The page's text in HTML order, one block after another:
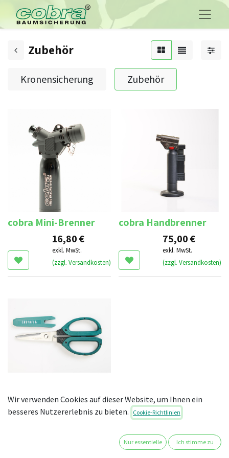
Zubehör
Kronensicherung Zubehör
cobra Mini-Brenner
16,80€
exkl. MwSt.
(zzgl. Versandkosten)
cobra Handbrenner
75,00€
exkl. MwSt.
(zzgl. Versandkosten)
cobra Schere
40,00€
Wir verwenden Cookies auf dieser Website, um Ihnen ein
besseres Nutzererlebnis zu bieten.
Cookie-Richtlinien
Nur essentielle Ich stimme zu